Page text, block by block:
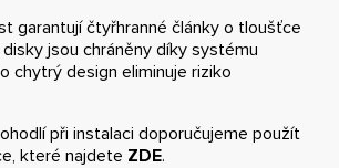
garantují čtyřhranné články o tloušťce
jsou chráněny díky systému
chytrý design eliminuje riziko
při instalaci doporučujeme použít
které najdete ZDE.